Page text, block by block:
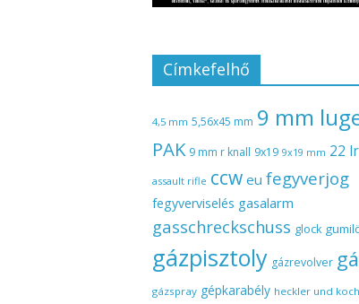
Címkefelhő
4,5 mm 5,56x45 mm 9 mm
PAK 9 mm r knall 9x19 9x19 mm 22 lr
assault rifle ccw eu fegyverjog
fegyverviselés gasalarm
gasschreckschuss glock
gázpisztoly gázrevolver
gázspray gépkarabély heckler und koch